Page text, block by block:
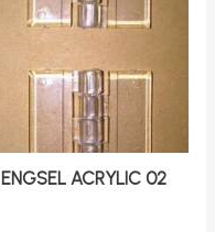
ENGSEL ACRYLIC 02